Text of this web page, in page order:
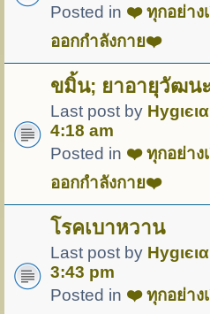
Posted in ❤️ ทุกอย่าง
ออกกำลังกาย❤️
ขมิ้น; ยาอายุวัฒน
Last post by Hуgιєια
4:18 am
Posted in ❤️ ทุกอย่าง
ออกกำลังกาย❤️
โรคเบาหวาน
Last post by Hуgιєια
3:43 pm
Posted in ❤️ ทุกอย่าง